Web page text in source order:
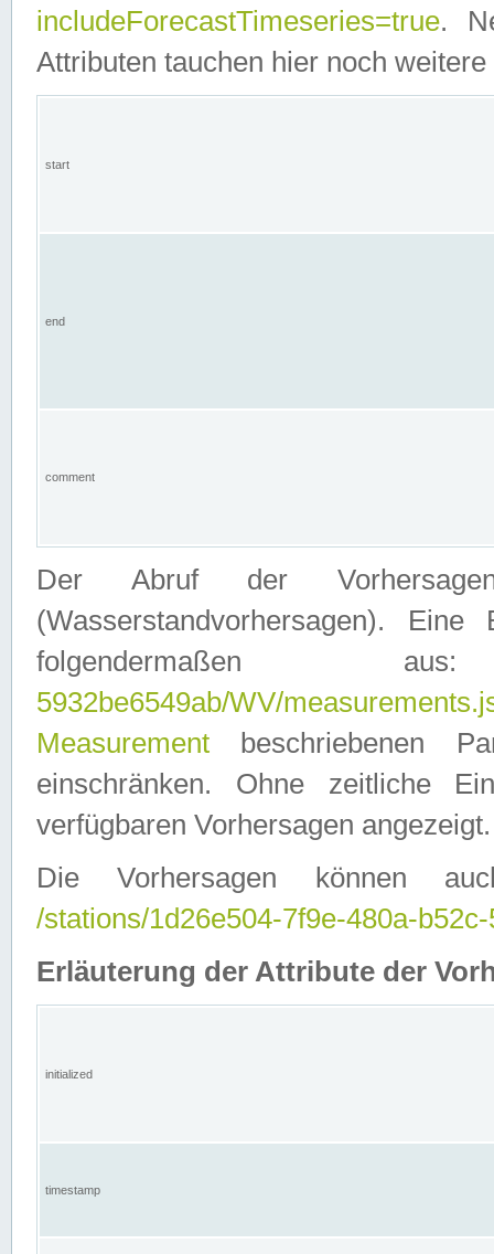
includeForecastTimeseries=true.
Attributen tauchen hier noch weitere
start
end
comment
Der Abruf der
(Wasserstandvorhersagen).
folgendermaßen
5932be6549ab/WV/
Measurement beschriebenen
einschränken. Ohne zeitliche
verfügbaren Vorhersagen angezeigt.
Die Vorhersagen können
/stations/1d26e504-7f9e-480a-
Erläuterung der Attribute der
initialized
timestamp